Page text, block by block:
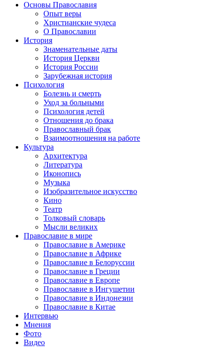
Основы Православия
Опыт веры
Христианские чудеса
О Православии
История
Знаменательные даты
История Церкви
История России
Зарубежная история
Психология
Болезнь и смерть
Уход за больными
Психология детей
Отношения до брака
Православный брак
Взаимоотношения на работе
Культура
Архитектура
Литература
Иконопись
Музыка
Изобразительное искусство
Кино
Театр
Толковый словарь
Мысли великих
Православие в мире
Православие в Америке
Православие в Африке
Православие в Белоруссии
Православие в Греции
Православие в Европе
Православие в Ингушетии
Православие в Индонезии
Православие в Китае
Интервью
Мнения
Фото
Видео